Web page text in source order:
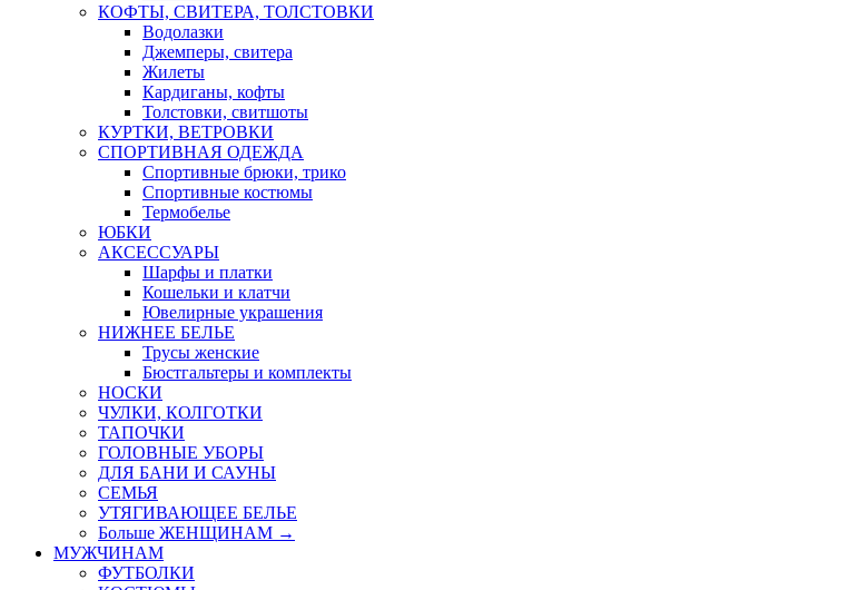
КОФТЫ, СВИТЕРА, ТОЛСТОВКИ
Водолазки
Джемперы, свитера
Жилеты
Кардиганы, кофты
Толстовки, свитшоты
КУРТКИ, ВЕТРОВКИ
СПОРТИВНАЯ ОДЕЖДА
Спортивные брюки, трико
Спортивные костюмы
Термобелье
ЮБКИ
AКСЕССУАРЫ
Шарфы и платки
Кошельки и клатчи
Ювелирные украшения
НИЖНЕЕ БЕЛЬЕ
Трусы женские
Бюстгальтеры и комплекты
НОСКИ
ЧУЛКИ, КОЛГОТКИ
ТАПОЧКИ
ГОЛОВНЫЕ УБОРЫ
ДЛЯ БАНИ И САУНЫ
СЕМЬЯ
УТЯГИВАЮЩЕЕ БЕЛЬЕ
Больше ЖЕНЩИНАМ →
МУЖЧИНАМ
ФУТБОЛКИ